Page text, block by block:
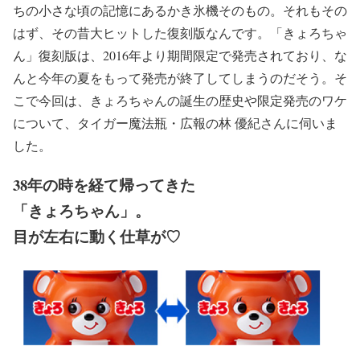
ちの小さな頃の記憶にあるかき氷機そのもの。それもその
はず、その昔大ヒットした復刻版なんです。「きょろちゃ
ん」復刻版は、2016年より期間限定で発売されており、な
んと今年の夏をもって発売が終了してしまうのだそう。そ
こで今回は、きょろちゃんの誕生の歴史や限定発売のワケ
について、タイガー魔法瓶・広報の林 優紀さんに伺いま
した。
38年の時を経て帰ってきた
「きょろちゃん」。
目が左右に動く仕草が♡